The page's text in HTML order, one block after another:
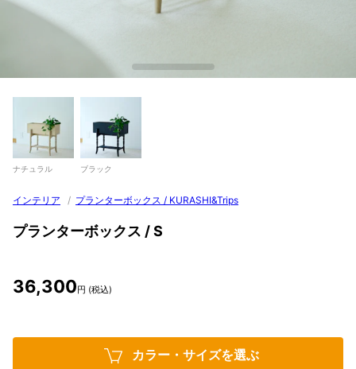
ナチュラル ブラック
インテリア / プランターボックス / KURASHI&Trips
プランターボックス / S
36,300円 (税込)
カラー・サイズを選ぶ